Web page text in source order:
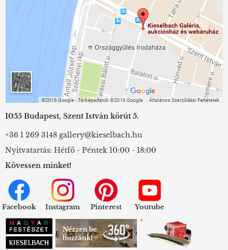
1055 Budapest, Szent István körút 5.
+36 1 269 3148 gallery@kieselbach.hu
Nyitvatartás: Hétfő - Péntek 10:00 - 18:00
Kövessen minket!
Facebook Instagram Pinterest Youtube